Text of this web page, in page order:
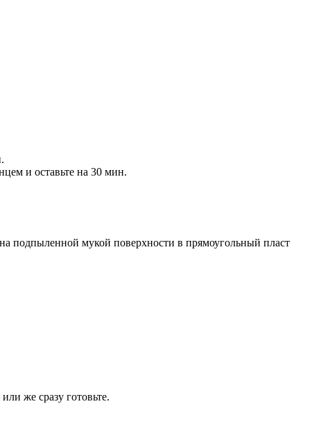
и оставьте на 30 мин.
подпыленной мукой поверхности в прямоугольный пласт
же сразу готовьте.